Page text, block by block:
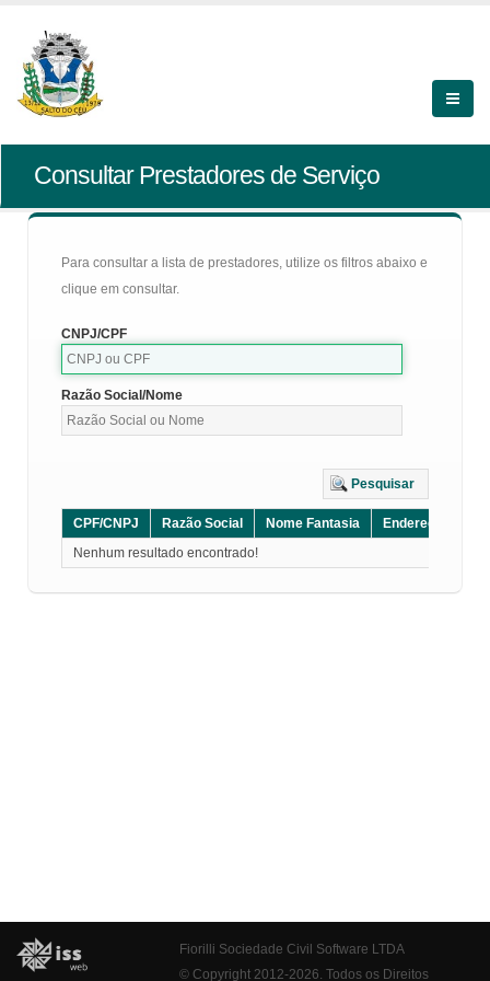
Consultar Prestadores de Serviço
Para consultar a lista de prestadores, utilize os filtros abaixo e
clique em consultar.
CNPJ/CPF
Razão Social/Nome
Pesquisar
CPF/CNPJ Razão Social Nome Fantasia Endereço
Nenhum resultado encontrado!
Fiorilli Sociedade Civil Software LTDA
© Copyright 2012-2026. Todos os Direitos